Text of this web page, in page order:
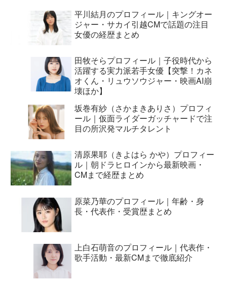
平川結月のプロフィール｜キングオー
ジャー・サカイ引越CMで話題の注目
女優の経歴まとめ
田牧そらプロフィール｜子役時代から
活躍する実力派若手女優【突撃！カネ
オくん・リュウソウジャー・映画AI崩
壊ほか】
坂巻有紗（さかまきありさ）プロフィ
ール｜仮面ライダーガッチャードで注
目の所沢発マルチタレント
清原果耶（きよはら かや）プロフィー
ル｜朝ドラヒロインから最新映画・
CMまで経歴まとめ
原菜乃華のプロフィール｜年齢・身
長・代表作・受賞歴まとめ
上白石萌音のプロフィール｜代表作・
歌手活動・最新CMまで徹底紹介